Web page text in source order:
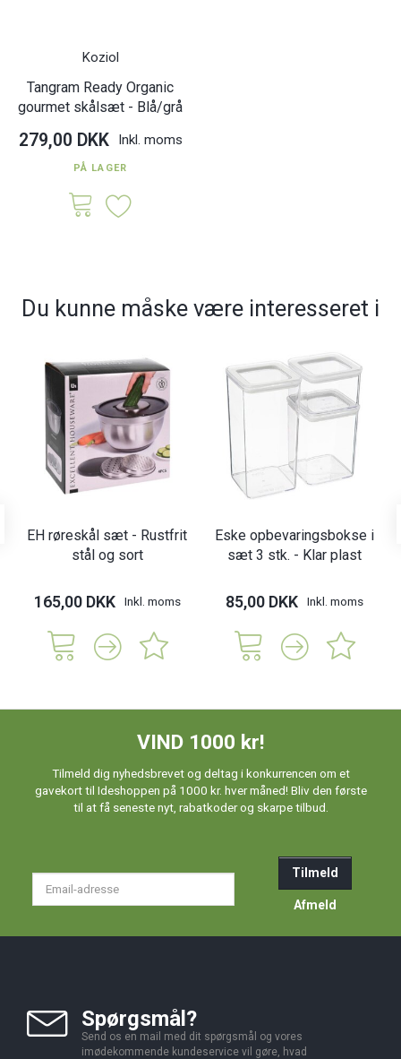
Koziol
Tangram Ready Organic
gourmet skålsæt - Blå/grå
279,00 DKK Inkl. moms
PÅ LAGER
Du kunne måske være interesseret i
EH røreskål sæt - Rustfrit
stål og sort
165,00 DKK Inkl. moms
Eske opbevaringsbokse i
sæt 3 stk. - Klar plast
85,00 DKK Inkl. moms
VIND 1000 kr!
Tilmeld dig nyhedsbrevet og deltag i konkurrencen om et
gavekort til Ideshoppen på 1000 kr. hver måned! Bliv den første
til at få seneste nyt, rabatkoder og skarpe tilbud.
Tilmeld
Afmeld
Spørgsmål?
Send os en mail med dit spørgsmål og vores
imødekommende kundeservice vil gøre, hvad